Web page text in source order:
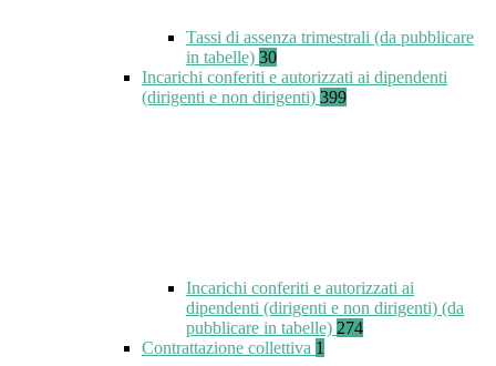
Tassi di assenza trimestrali (da pubblicare
in tabelle) 30
Incarichi conferiti e autorizzati ai dipendenti
(dirigenti e non dirigenti) 399
Incarichi conferiti e autorizzati ai
dipendenti (dirigenti e non dirigenti) (da
pubblicare in tabelle) 274
Contrattazione collettiva 1